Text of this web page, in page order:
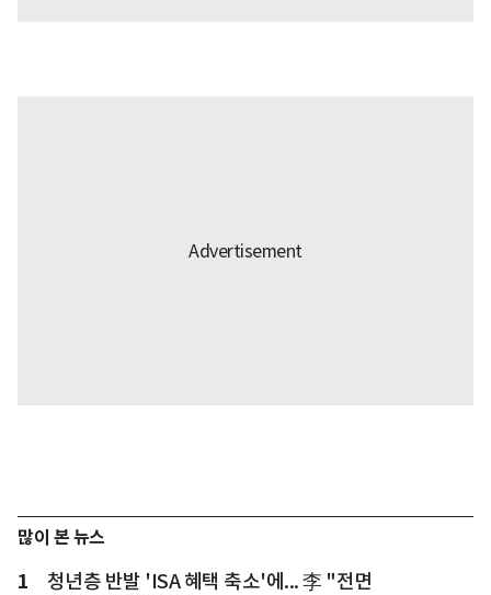
많이 본 뉴스
1
청년층 반발 'ISA 혜택 축소'에... 李 "전면